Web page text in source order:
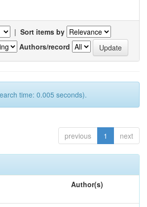
| Sort items by
Authors/record
time: 0.005 seconds).
previous 1 next
Author(s)